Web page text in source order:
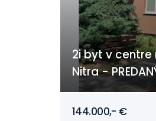
2i byt v
Nitra -
144.000,- €